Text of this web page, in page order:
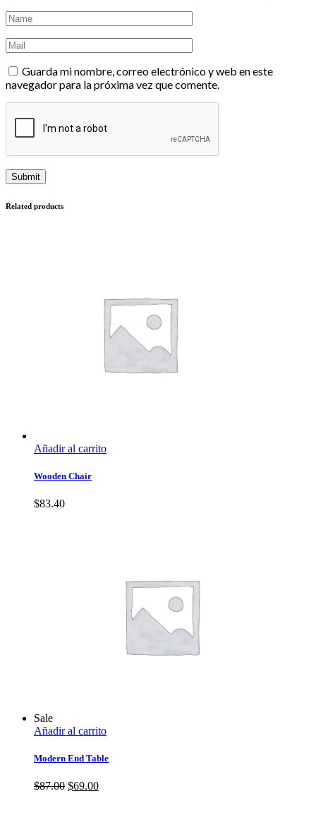
Guarda mi nombre, correo electrónico y web en este
navegador para la próxima vez que comente.
Related products
Añadir al carrito
Wooden Chair
$83.40
Sale
Añadir al carrito
Modern End Table
$87.00 El
$69.00El